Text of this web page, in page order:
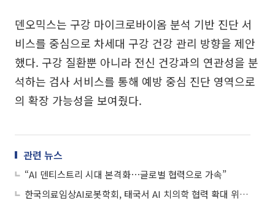
덴오믹스는 구강 마이크로바이옴 분석 기반 진단 서
비스를 중심으로 차세대 구강 건강 관리 방향을 제안
했다. 구강 질환뿐 아니라 전신 건강과의 연관성을 분
석하는 검사 서비스를 통해 예방 중심 진단 영역으로
의 확장 가능성을 보여줬다.
관련 뉴스
“AI 덴티스트리 시대 본격화⋯글로벌 협력으로 가속”
한국의료임상AI로봇학회, 태국서 AI 치의학 협력 확대 위한 국제학술대회 개최